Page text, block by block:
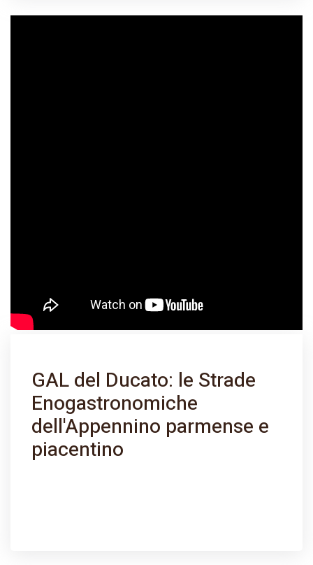
GAL del Ducato: le Strade
Enogastronomiche
dell'Appennino parmense e
piacentino